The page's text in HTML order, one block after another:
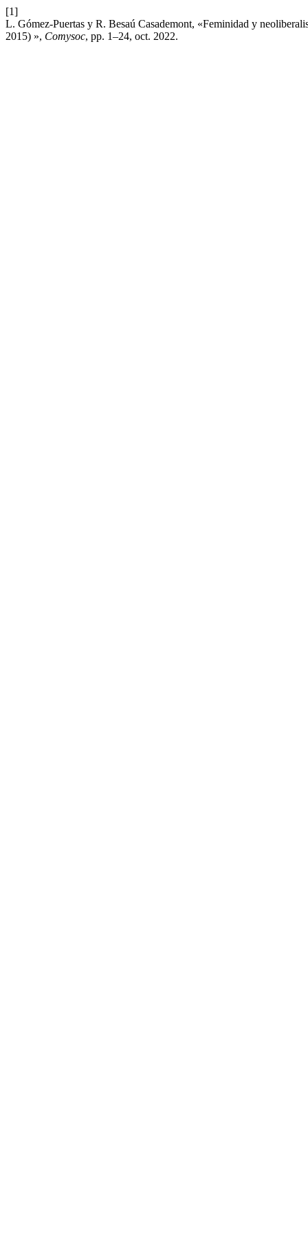
[1]
L. Gómez-Puertas y R. Besaú Casademont, «Feminidad y
2015) », Comysoc, pp. 1–24, oct. 2022.